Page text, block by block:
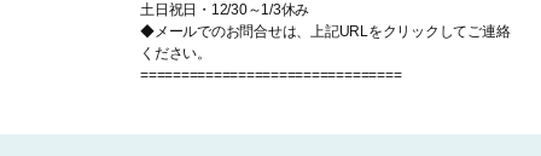
土日祝日・12/30～1/3休み
◆メールでのお問合せは、上記URLをクリックしてご連絡
ください。
================================